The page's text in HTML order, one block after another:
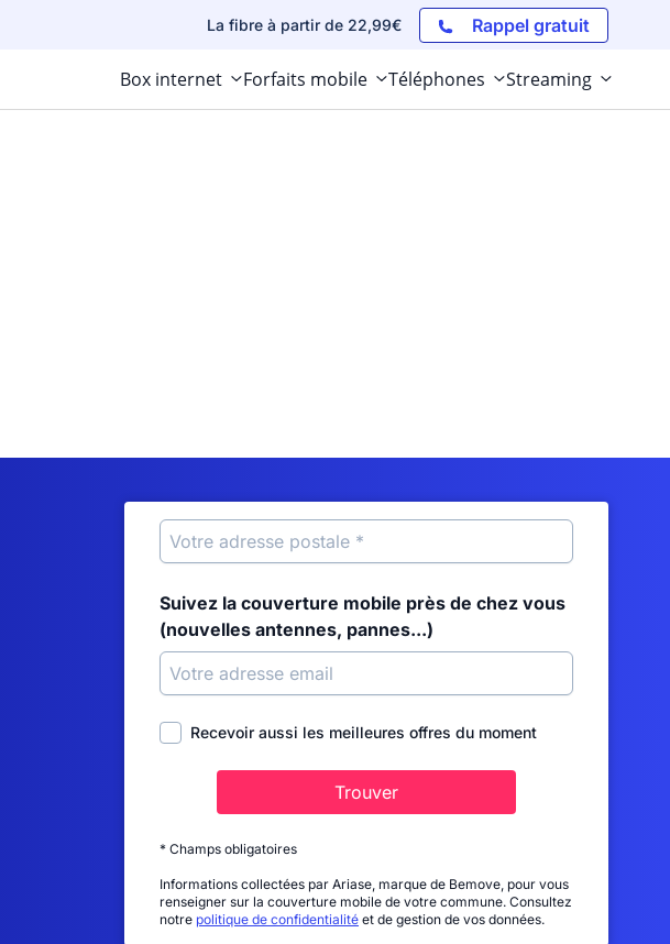
La fibre à partir de 22,99€ Rappel gratuit
Box internet Forfaits mobile Téléphones Streaming
Suivez la couverture mobile près de chez vous
(nouvelles antennes, pannes...)
Recevoir aussi les meilleures offres du moment
Trouver
* Champs obligatoires
Informations collectées par Ariase, marque de Bemove, pour vous
renseigner sur la couverture mobile de votre commune. Consultez
notre politique de confidentialité et de gestion de vos données.